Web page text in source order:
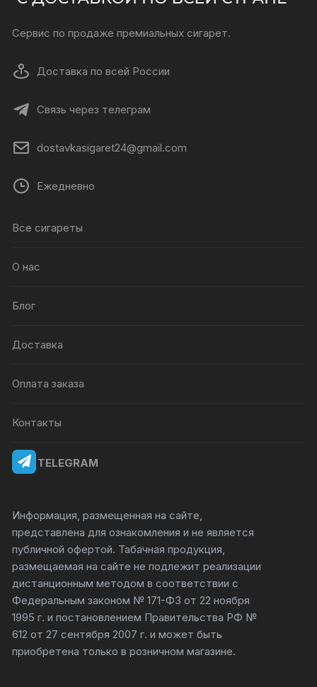
Сервис по продаже премиальных сигарет.
Доставка по всей России
Связь через телеграм
dostavkasigaret24@gmail.com
Ежедневно
Все сигареты
О нас
Блог
Доставка
Оплата заказа
Контакты
TELEGRAM
Информация, размещенная на сайте,
представлена для ознакомления и не является
публичной офертой. Табачная продукция,
размещаемая на сайте не подлежит реализации
дистанционным методом в соответствии с
Федеральным законом № 171-ФЗ от 22 ноября
1995 г. и постановлением Правительства РФ №
612 от 27 сентября 2007 г. и может быть
приобретена только в розничном магазине.